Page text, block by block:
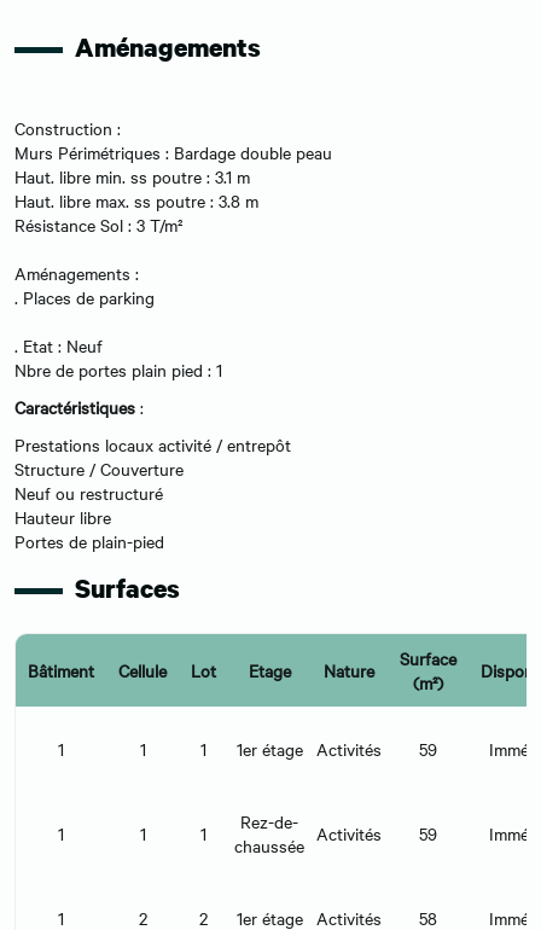
Aménagements
Construction :
Murs Périmétriques : Bardage double peau
Haut. libre min. ss poutre : 3.1 m
Haut. libre max. ss poutre : 3.8 m
Résistance Sol : 3 T/m²
Aménagements :
. Places de parking
. Etat : Neuf
Nbre de portes plain pied : 1
Caractéristiques :
Prestations locaux activité / entrepôt
Structure / Couverture
Neuf ou restructuré
Hauteur libre
Portes de plain-pied
Surfaces
Bâtiment Cellule Lot Etage Nature
Surface
(m²)
1 1 1 1er étage Activités 59
1 1 1
Rez-de-
chaussée Activités 59
1 2 2 1er étage Activités 58